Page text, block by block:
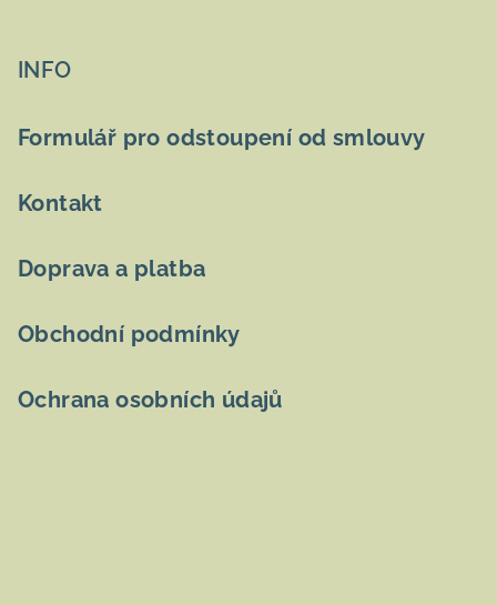
INFO
Formulář pro odstoupení od smlouvy
Kontakt
Doprava a platba
Obchodní podmínky
Ochrana osobních údajů